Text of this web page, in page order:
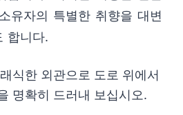
유자의 특별한 취향을 대변
합니다.
식한 외관으로 도로 위에서
명확히 드러내 보십시오.